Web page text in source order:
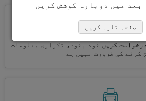
کریںخود بخود، تکراری معلومات
کرنے کی ضرورت نہیں ہے
بعد میں دوبارہ کوشش کریں
صفحہ تازہ کریں